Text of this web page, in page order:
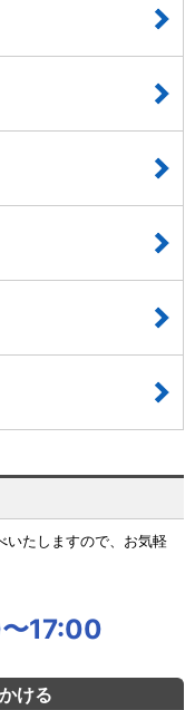
いたしますので、お気軽
17:00
ける